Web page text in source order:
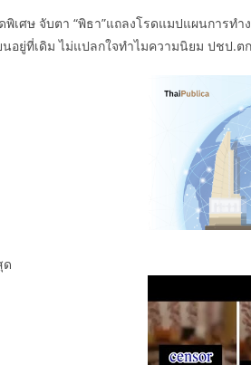
เศษ จับตา “พิธา”แถลงโรดแมปแผนการทำ
นอยู่ที่เดิม ไม่แปลกใจทำไมความนิยม ปชป.
ด